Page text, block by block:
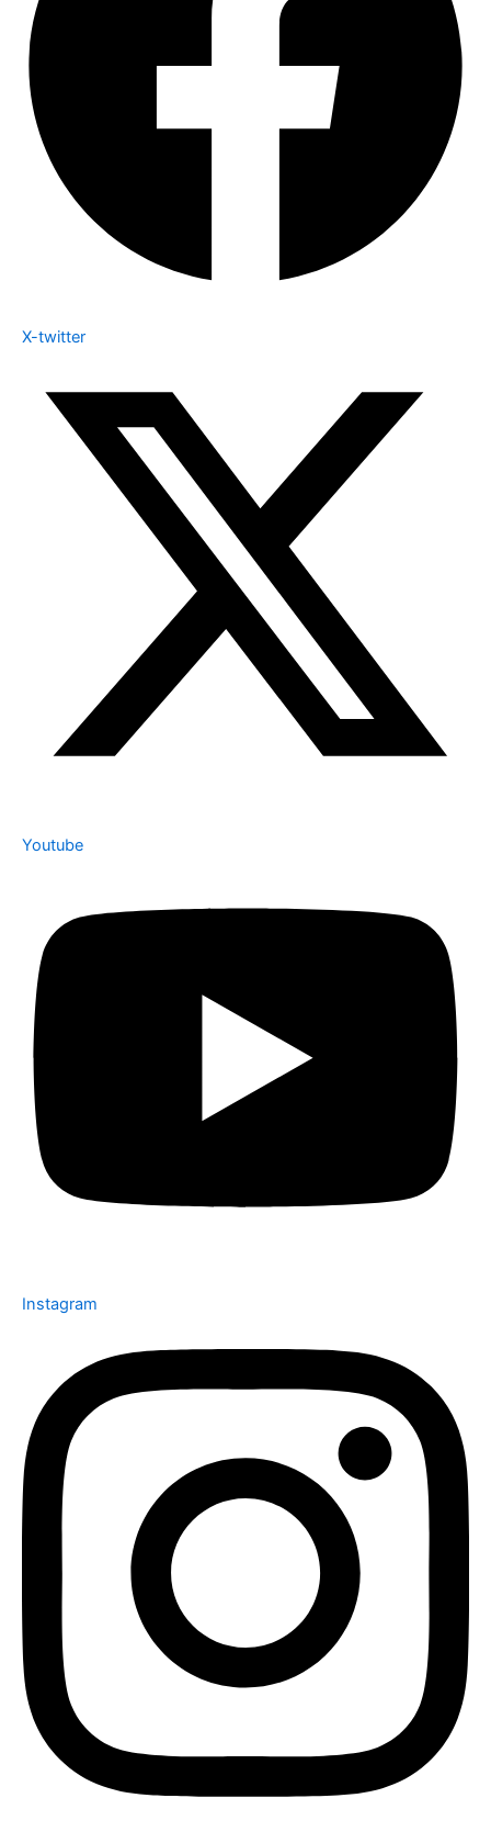
X-twitter
Youtube
Instagram